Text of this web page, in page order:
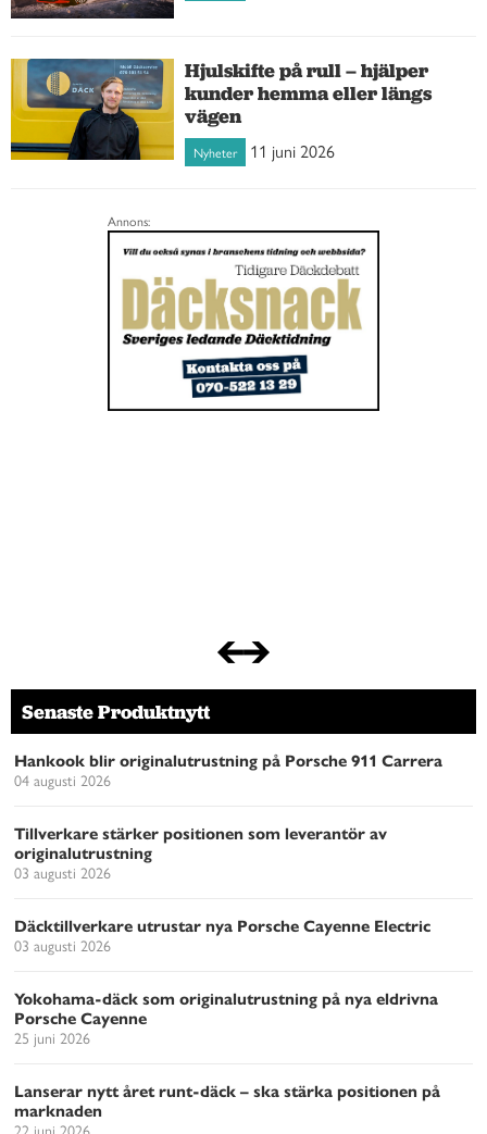
Hjulskifte på rull – hjälper
kunder hemma eller längs
vägen
Nyheter 11 juni 2026
Annons:
Senaste Produktnytt
Hankook blir originalutrustning på Porsche 911 Carrera
04 augusti 2026
Tillverkare stärker positionen som leverantör av
originalutrustning
03 augusti 2026
Däcktillverkare utrustar nya Porsche Cayenne Electric
03 augusti 2026
Yokohama-däck som originalutrustning på nya eldrivna
Porsche Cayenne
25 juni 2026
Lanserar nytt året runt-däck – ska stärka positionen på
marknaden
22 juni 2026